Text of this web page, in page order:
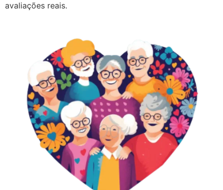
avaliações reais.